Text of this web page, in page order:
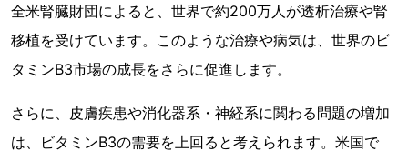
全米腎臓財団によると、世界で約200万人が透析治療や腎
移植を受けています。このような治療や病気は、世界のビ
タミンB3市場の成長をさらに促進します。
さらに、皮膚疾患や消化器系・神経系に関わる問題の増加
は、ビタミンB3の需要を上回ると考えられます。米国で